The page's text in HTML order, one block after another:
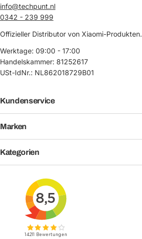
info@techpunt.nl
0342 - 239 999
Offizieller Distributor von Xiaomi-Produkten.
Werktage: 09:00 - 17:00
Handelskammer: 81252617
USt-IdNr.: NL862018729B01
Kundenservice
Marken
Kategorien